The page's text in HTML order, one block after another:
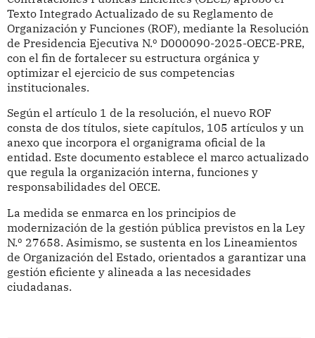
Texto Integrado Actualizado de su Reglamento de
Organización y Funciones (ROF), mediante la Resolución
de Presidencia Ejecutiva N.º D000090-2025-OECE-PRE,
con el fin de fortalecer su estructura orgánica y
optimizar el ejercicio de sus competencias
institucionales.
Según el artículo 1 de la resolución, el nuevo ROF
consta de dos títulos, siete capítulos, 105 artículos y un
anexo que incorpora el organigrama oficial de la
entidad. Este documento establece el marco actualizado
que regula la organización interna, funciones y
responsabilidades del OECE.
La medida se enmarca en los principios de
modernización de la gestión pública previstos en la Ley
N.º 27658. Asimismo, se sustenta en los Lineamientos
de Organización del Estado, orientados a garantizar una
gestión eficiente y alineada a las necesidades
ciudadanas.